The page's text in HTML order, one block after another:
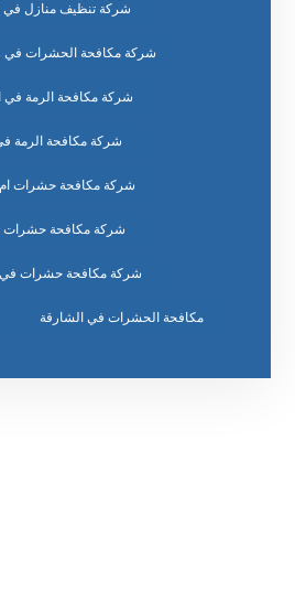
شركة تنظيف منازل
شركة مكافحة الحشرات في
شركة مكافحة الرمة في
شركة مكافحة الرمة
شركة مكافحة حشرات ام
شركة مكافحة حشرات
شركة مكافحة حشرات في
مكافحة الحشرات في الشارقة